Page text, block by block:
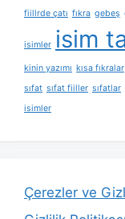
fiillrde çatı fıkra gebeş
isimler isim
kinin yazımı kısa fıkralar
sıfat sıfat fiiller sıfatlar
isimler
Çerezler ve